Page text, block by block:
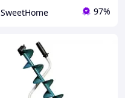
SweetHome 97%